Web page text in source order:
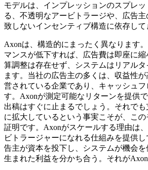
モデルは、インプレッションのスプレ
る、不透明なアービトラージや、広告
致しないインセンティブ構造に依存して
Axonは、構造的にまったく異なります
マンスが低下すれば、広告費は即座に
算調整は存在せず、システムはリアル
ます。当社の広告主の多くは、収益性
営されている企業であり、キャッシュ
す。Axonが測定可能なリターンを提供
出稿はすぐに止まるでしょう。それで
に拡大しているという事実こそが、こ
証明です。Axonがスケールする理由は
ビトラージャーになれる仕組みを提供
告主が資本を投下し、システムが機会
生まれた利益を分かち合う。それがAxon